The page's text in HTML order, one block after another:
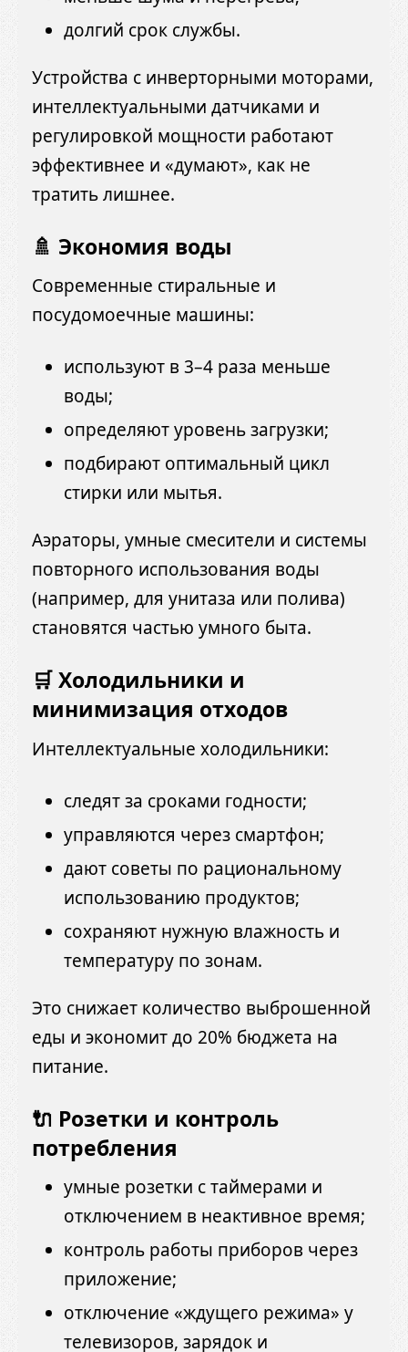
долгий срок службы.
Устройства с инверторными моторами,
интеллектуальными датчиками и
регулировкой мощности работают
эффективнее и «думают», как не
тратить лишнее.
🚿 Экономия воды
Современные стиральные и
посудомоечные машины:
используют в 3–4 раза меньше
воды;
определяют уровень загрузки;
подбирают оптимальный цикл
стирки или мытья.
Аэраторы, умные смесители и системы
повторного использования воды
(например, для унитаза или полива)
становятся частью умного быта.
🛒 Холодильники и
минимизация отходов
Интеллектуальные холодильники:
следят за сроками годности;
управляются через смартфон;
дают советы по рациональному
использованию продуктов;
сохраняют нужную влажность и
температуру по зонам.
Это снижает количество выброшенной
еды и экономит до 20% бюджета на
питание.
🔌 Розетки и контроль
потребления
умные розетки с таймерами и
отключением в неактивное время;
контроль работы приборов через
приложение;
отключение «ждущего режима» у
телевизоров, зарядок и